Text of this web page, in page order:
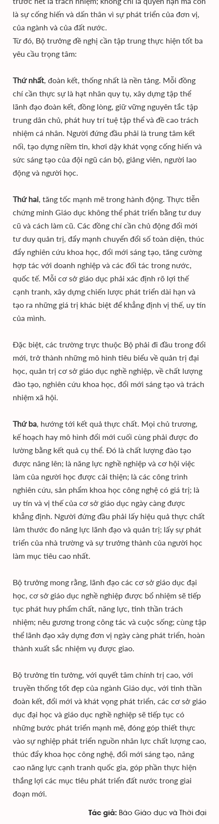
là sự cống hiến và dấn thân vì sự phát triển của đơn vị,
của ngành và của đất nước.
Từ đó, Bộ trưởng đề nghị cần tập trung thực hiện tốt ba
yêu cầu trọng tâm:
Thứ nhất, đoàn kết, thống nhất là nền tảng. Mỗi đồng
chí cần thực sự là hạt nhân quy tụ, xây dựng tập thể
lãnh đạo đoàn kết, đồng lòng, giữ vững nguyên tắc tập
trung dân chủ, phát huy trí tuệ tập thể và đề cao trách
nhiệm cá nhân. Người đứng đầu phải là trung tâm kết
nối, tạo dựng niềm tin, khơi dậy khát vọng cống hiến và
sức sáng tạo của đội ngũ cán bộ, giảng viên, người lao
động và người học.
Thứ hai, tăng tốc mạnh mẽ trong hành động. Thực tiễn
chứng minh Giáo dục không thể phát triển bằng tư duy
cũ và cách làm cũ. Các đồng chí cần chủ động đổi mới
tư duy quản trị, đẩy mạnh chuyển đổi số toàn diện, thúc
đẩy nghiên cứu khoa học, đổi mới sáng tạo, tăng cường
hợp tác với doanh nghiệp và các đối tác trong nước,
quốc tế. Mỗi cơ sở giáo dục phải xác định rõ lợi thế
cạnh tranh, xây dựng chiến lược phát triển dài hạn và
tạo ra những giá trị khác biệt để khẳng định vị thế, uy tín
của mình.
Đặc biệt, các trường trực thuộc Bộ phải đi đầu trong đổi
mới, trở thành những mô hình tiêu biểu về quản trị đại
học, quản trị cơ sở giáo dục nghề nghiệp, về chất lượng
đào tạo, nghiên cứu khoa học, đổi mới sáng tạo và trách
nhiệm xã hội.
Thứ ba, hướng tới kết quả thực chất. Mọi chủ trương,
kế hoạch hay mô hình đổi mới cuối cùng phải được đo
lường bằng kết quả cụ thể. Đó là chất lượng đào tạo
được nâng lên; là năng lực nghề nghiệp và cơ hội việc
làm của người học được cải thiện; là các công trình
nghiên cứu, sản phẩm khoa học công nghệ có giá trị; là
uy tín và vị thế của cơ sở giáo dục ngày càng được
khẳng định. Người đứng đầu phải lấy hiệu quả thực chất
làm thước đo năng lực lãnh đạo và quản trị; lấy sự phát
triển của nhà trường và sự trưởng thành của người học
làm mục tiêu cao nhất.
Bộ trưởng mong rằng, lãnh đạo các cơ sở giáo dục đại
học, cơ sở giáo dục nghề nghiệp được bổ nhiệm sẽ tiếp
tục phát huy phẩm chất, năng lực, tinh thần trách
nhiệm; nêu gương trong công tác và cuộc sống; cùng tập
thể lãnh đạo xây dựng đơn vị ngày càng phát triển, hoàn
thành xuất sắc nhiệm vụ được giao.
Bộ trưởng tin tưởng, với quyết tâm chính trị cao, với
truyền thống tốt đẹp của ngành Giáo dục, với tinh thần
đoàn kết, đổi mới và khát vọng phát triển, các cơ sở giáo
dục đại học và giáo dục nghề nghiệp sẽ tiếp tục có
những bước phát triển mạnh mẽ, đóng góp thiết thực
vào sự nghiệp phát triển nguồn nhân lực chất lượng cao,
thúc đẩy khoa học công nghệ, đổi mới sáng tạo, nâng
cao năng lực cạnh tranh quốc gia, góp phần thực hiện
thắng lợi các mục tiêu phát triển đất nước trong giai
đoạn mới.
Tác giả: Báo Giáo dục và Thời đại